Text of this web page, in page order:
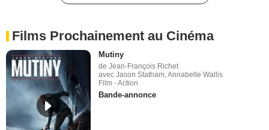
Films Prochainement au Cinéma
Mutiny
de Jean-François Richet
avec Jason Statham, Annabelle Wallis
Film - Action
Bande-annonce